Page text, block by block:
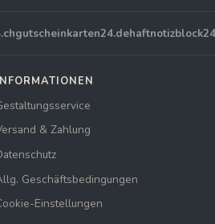
gutscheinkarten24.de
& Zahlung
Geschäftsbedingungen
Einstellungen